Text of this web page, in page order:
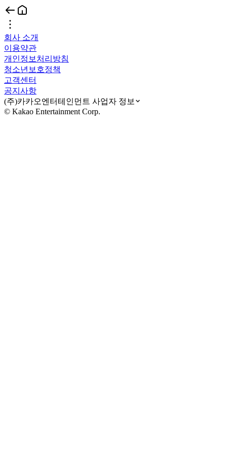
회사 소개
이용약관
개인정보처리방침
청소년보호정책
고객센터
공지사항
(주)카카오엔터테인먼트 사업자 정보
© Kakao Entertainment Corp.